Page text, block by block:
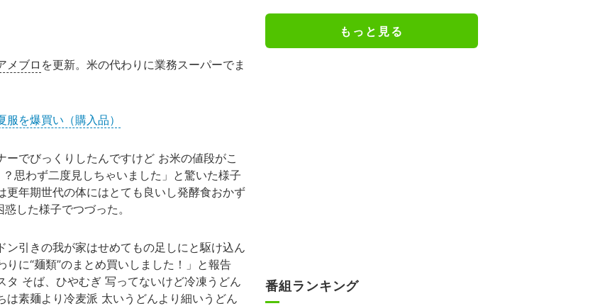
メブロ を更新。米の代わりに業務スーパーでま
を爆買い（購入品）
でびっくりしたんですけど お米の値段がこ
思わず二度見しちゃいました」と驚いた様子
年期世代の体にはとても良いし発酵食おかず
した様子でつづった。
引きの我が家はせめてもの足しにと駆け込ん
に“麺類”のまとめ買いしました！」と報告
タ そば、ひやむぎ 写ってないけど冷凍うどん
素麺より冷麦派 太いうどんより細いうどん
もっと見る
番組ランキング